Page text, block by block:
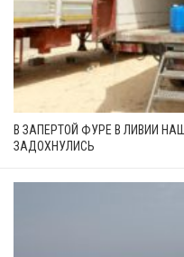
В ЗАПЕРТОЙ ФУРЕ В ЛИВИИ
ЗАДОХНУЛИСЬ